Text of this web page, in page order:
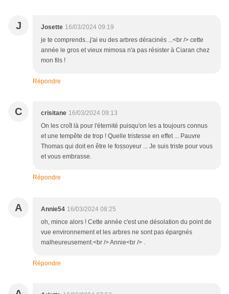
J Josette 16/03/2024 09:19
je te comprends...j'ai eu des arbres déracinés ...<br /> cette
année le gros et vieux mimosa n'a pas résister à Ciaran chez
mon fils !
Répondre
C crisitane 16/03/2024 09:13
On les croît là pour l'éternité puisqu'on les a toujours connus
et une tempête de trop ! Quelle tristesse en effet ... Pauvre
Thomas qui doit en être le fossoyeur ... Je suis triste pour vous
et vous embrasse.
Répondre
A Annie54 16/03/2024 08:25
oh, mince alors ! Cette année c'est une désolation du point de
vue environnement et les arbres ne sont pas épargnés
malheureusement.<br /> Annie<br /> .
Répondre